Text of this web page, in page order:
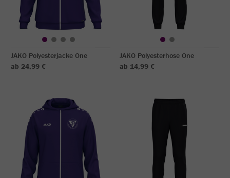
JAKO Polyesterjacke One
ab 24,99 €
JAKO Polyesterhose One
ab 14,99 €